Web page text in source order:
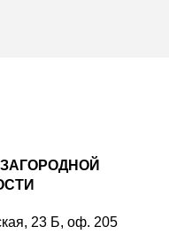
23 Б, оф. 205